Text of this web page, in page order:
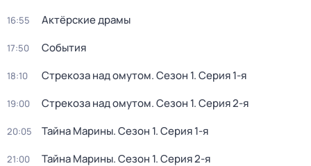
16:55 Актёрские драмы
17:50 События
18:10 Стрекоза над омутом. Сезон 1. Серия 1-я
19:00 Стрекоза над омутом. Сезон 1. Серия 2-я
20:05 Тайна Марины. Сезон 1. Серия 1-я
21:00 Тайна Марины. Сезон 1. Серия 2-я